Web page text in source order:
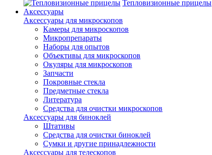
Тепловизионные прицелы
Аксессуары
Аксессуары для микроскопов
Камеры для микроскопов
Микропрепараты
Наборы для опытов
Объективы для микроскопов
Окуляры для микроскопов
Запчасти
Покровные стекла
Предметные стекла
Литература
Средства для очистки микроскопов
Аксессуары для биноклей
Штативы
Средства для очистки биноклей
Сумки и другие принадлежности
Аксессуары для телескопов